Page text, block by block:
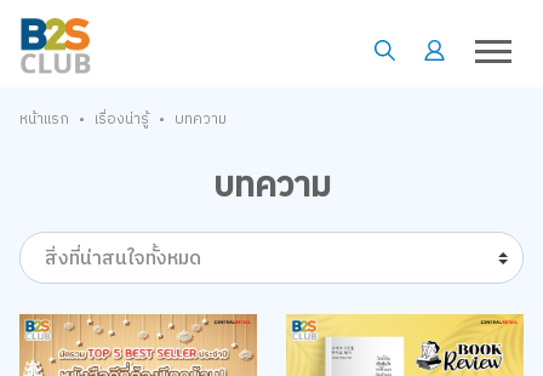
หน้าแรก • เรื่องน่ารู้ • บทความ
บทความ
สิ่งที่น่าสนใจทั้งหมด